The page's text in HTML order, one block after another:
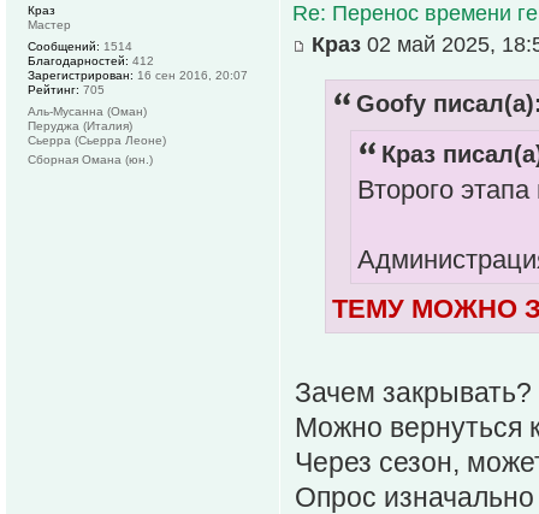
Re: Перенос времени
Краз 02 май 2025,
Goofy
Краз
Второго
ТЕМУ МОЖНО
Зачем закрывать?
Можно вернуться
Через сезон,
Опрос
Краз
Мастер
Сообщений: 1514
Благодарностей: 412
Зарегистрирован: 16 сен 2016, 20:07
Рейтинг: 705
Аль-Мусанна (Оман)
Перуджа (Италия)
Сьерра (Сьерра Леоне)
Сборная Омана (юн.)